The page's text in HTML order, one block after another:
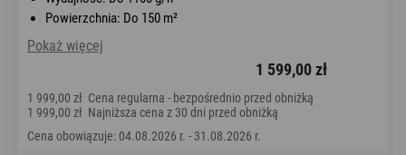
Powierzchnia: Do 150 m²
Pokaż więcej
1 599,00 zł
1 999,00 zł Cena regularna - bezpośrednio przed obniżką
1 999,00 zł Najniższa cena z 30 dni przed obniżką
Cena obowiązuje: 04.08.2026 r. - 31.08.2026 r.